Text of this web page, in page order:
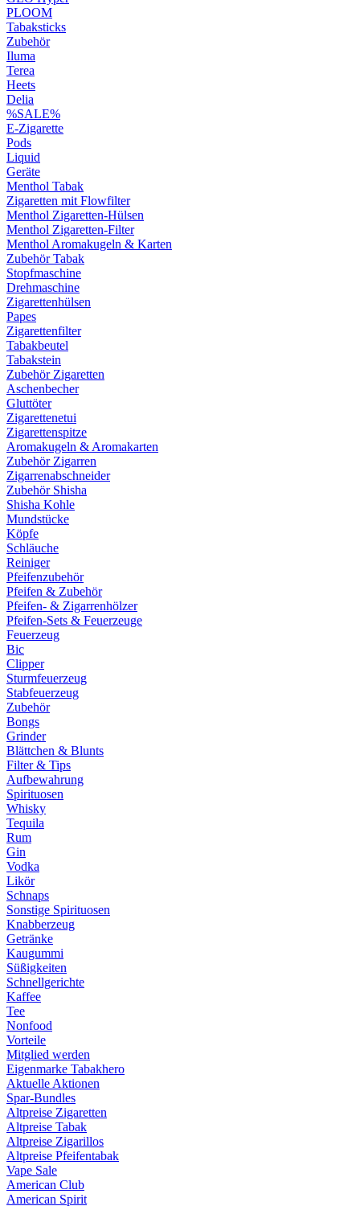
PLOOM
Tabaksticks
Zubehör
Iluma
Terea
Heets
Delia
%SALE%
E-Zigarette
Pods
Liquid
Geräte
Menthol Tabak
Zigaretten mit Flowfilter
Menthol Zigaretten-Hülsen
Menthol Zigaretten-Filter
Menthol Aromakugeln & Karten
Zubehör Tabak
Stopfmaschine
Drehmaschine
Zigarettenhülsen
Papes
Zigarettenfilter
Tabakbeutel
Tabakstein
Zubehör Zigaretten
Aschenbecher
Gluttöter
Zigarettenetui
Zigarettenspitze
Aromakugeln & Aromakarten
Zubehör Zigarren
Zigarrenabschneider
Zubehör Shisha
Shisha Kohle
Mundstücke
Köpfe
Schläuche
Reiniger
Pfeifenzubehör
Pfeifen & Zubehör
Pfeifen- & Zigarrenhölzer
Pfeifen-Sets & Feuerzeuge
Feuerzeug
Bic
Clipper
Sturmfeuerzeug
Stabfeuerzeug
Zubehör
Bongs
Grinder
Blättchen & Blunts
Filter & Tips
Aufbewahrung
Spirituosen
Whisky
Tequila
Rum
Gin
Vodka
Likör
Schnaps
Sonstige Spirituosen
Knabberzeug
Getränke
Kaugummi
Süßigkeiten
Schnellgerichte
Kaffee
Tee
Nonfood
Vorteile
Mitglied werden
Eigenmarke Tabakhero
Aktuelle Aktionen
Spar-Bundles
Altpreise Zigaretten
Altpreise Tabak
Altpreise Zigarillos
Altpreise Pfeifentabak
Vape Sale
American Club
American Spirit